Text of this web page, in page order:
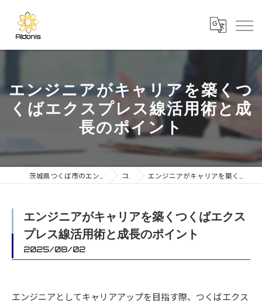
エンジニアがキャリアを築くつ
くばエクスプレス線活用術と成
長のポイント
コラム エンジニアがキャリアを築くつくばエクスプレス線活用術と成長のポイント
エンジニアがキャリアを築くつくばエクス
プレス線活用術と成長のポイント
2025/08/02
エンジニアとしてキャリアアップを目指す際、つくばエクス